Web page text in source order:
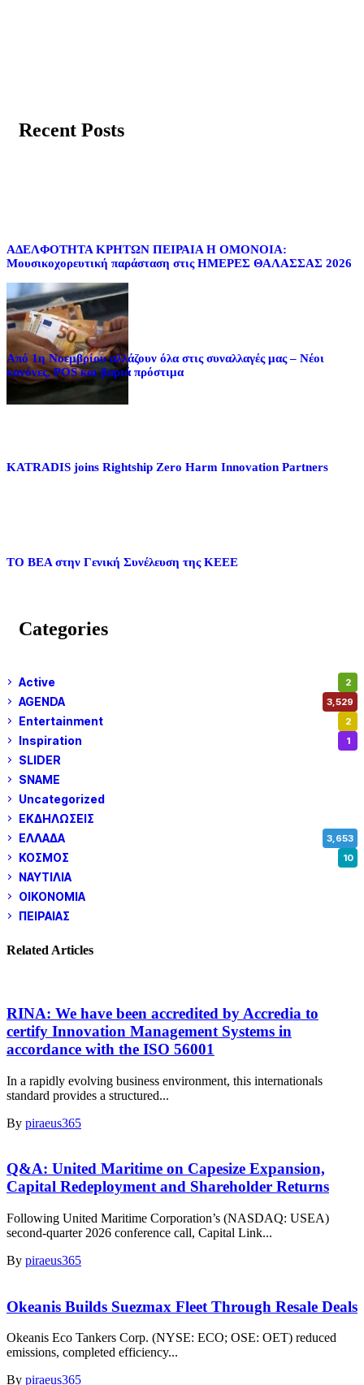
Recent Posts
ΑΔΕΛΦΟΤΗΤΑ ΚΡΗΤΩΝ ΠΕΙΡΑΙΑ Η ΟΜΟΝΟΙΑ:
Μουσικοχορευτική παράσταση στις ΗΜΕΡΕΣ ΘΑΛΑΣΣΑΣ 2026
Από 1η Νοεμβρίου αλλάζουν όλα στις συναλλαγές μας – Νέοι
κανόνες, POS και βαριά πρόστιμα
KATRADIS joins Rightship Zero Harm Innovation Partners
ΤΟ ΒΕΑ στην Γενική Συνέλευση της ΚΕΕΕ
Categories
Active 2
AGENDA 3,529
Entertainment 2
Inspiration 1
SLIDER
SNAME
Uncategorized
ΕΚΔΗΛΩΣΕΙΣ
ΕΛΛΑΔΑ 3,653
ΚΟΣΜΟΣ 10
ΝΑΥΤΙΛΙΑ
ΟΙΚΟΝΟΜΙΑ
ΠΕΙΡΑΙΑΣ
Related Articles
RINA: We have been accredited by Accredia to
certify Innovation Management Systems in
accordance with the ISO 56001
In a rapidly evolving business environment, this internationals
standard provides a structured...
By piraeus365
Q&A: United Maritime on Capesize Expansion,
Capital Redeployment and Shareholder Returns
Following United Maritime Corporation’s (NASDAQ: USEA)
second-quarter 2026 conference call, Capital Link...
By piraeus365
Okeanis Builds Suezmax Fleet Through Resale Deals
Okeanis Eco Tankers Corp. (NYSE: ECO; OSE: OET) reduced
emissions, completed efficiency...
By piraeus365